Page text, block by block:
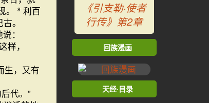
。 8 利百
。
：
样，
生，又有
代。”
《引支勒·使者
行传》第2章
回族漫画
天经·目录